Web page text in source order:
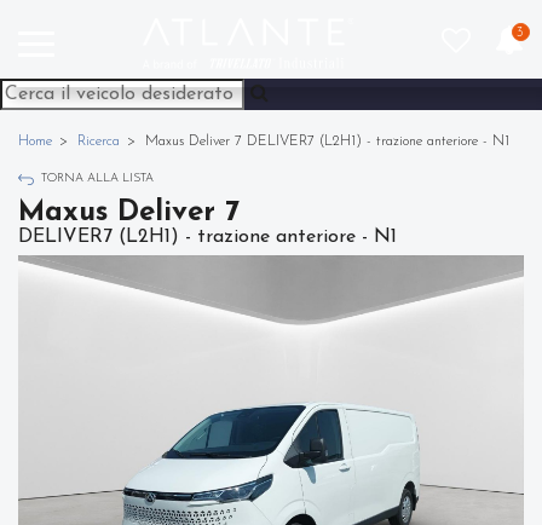
3
Home Ricerca Maxus Deliver 7 DELIVER7 (L2H1) - trazione anteriore - N1
TORNA ALLA LISTA
Maxus Deliver 7
DELIVER7 (L2H1) - trazione anteriore - N1